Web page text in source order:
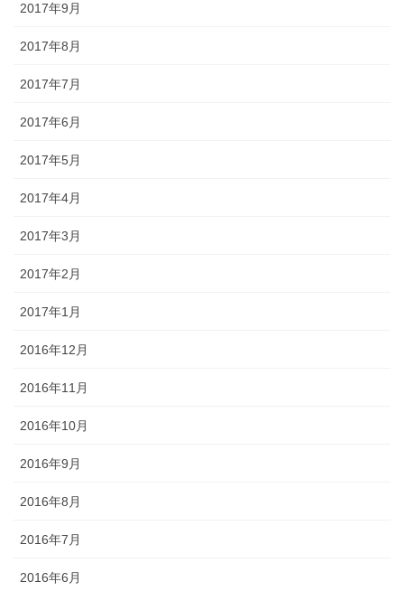
2017年9月
2017年8月
2017年7月
2017年6月
2017年5月
2017年4月
2017年3月
2017年2月
2017年1月
2016年12月
2016年11月
2016年10月
2016年9月
2016年8月
2016年7月
2016年6月